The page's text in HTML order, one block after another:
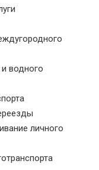
водного
личного